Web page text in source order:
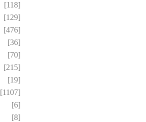
[118]
[129]
[476]
[36]
[70]
[215]
[19]
[1107]
[6]
[8]